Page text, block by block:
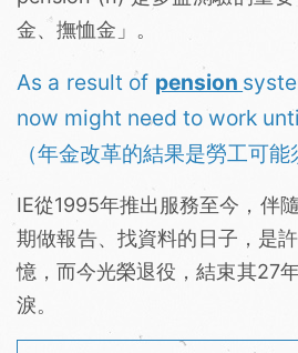
金、撫恤金」。
As a result of pension
now might need to work
（年金改革的結果是勞工可能
IE從1995年推出服務至今，伴
期做報告、找資料的日子，是
憶，而今光榮退役，結束其27
淚。